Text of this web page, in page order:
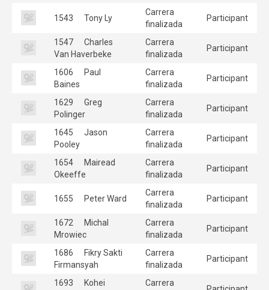
1543 Tony Ly
Carrera
finalizada
Participant
1547
Charles
Van Haverbeke
Carrera
finalizada
Participant
1606
Paul
Baines
Carrera
finalizada
Participant
1629
Greg
Polinger
Carrera
finalizada
Participant
1645
Jason
Pooley
Carrera
finalizada
Participant
1654
Mairead
Okeeffe
Carrera
finalizada
Participant
1655 Peter Ward
Carrera
finalizada
Participant
1672
Michal
Mrowiec
Carrera
finalizada
Participant
1686
Fikry Sakti
Firmansyah
Carrera
finalizada
Participant
1693
Kohei
Carrera